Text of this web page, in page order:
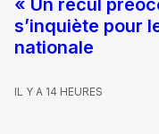
« Un recul
s’inquiète pour
nationale
IL Y A 14 HEURES